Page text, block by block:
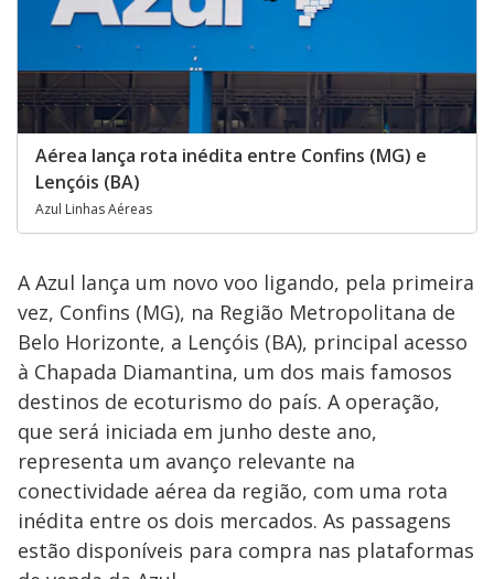
Aérea lança rota inédita entre Confins (MG) e
Lençóis (BA)
Azul Linhas Aéreas
A Azul lança um novo voo ligando, pela primeira
vez, Confins (MG), na Região Metropolitana de
Belo Horizonte, a Lençóis (BA), principal acesso
à Chapada Diamantina, um dos mais famosos
destinos de ecoturismo do país. A operação,
que será iniciada em junho deste ano,
representa um avanço relevante na
conectividade aérea da região, com uma rota
inédita entre os dois mercados. As passagens
estão disponíveis para compra nas plataformas